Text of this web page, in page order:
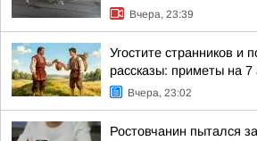
Вчера, 23:39
Угостите странников и
рассказы: приметы на 7
Вчера, 23:02
Ростовчанин пытался